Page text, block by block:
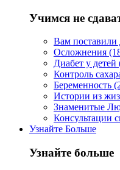
Учимся не
Вам поставили
Осложнения
Диабет у детей
Контроль
Беременность
Истории из
Знаменитые
Консультации
Узнайте Больше
Узнайте больше